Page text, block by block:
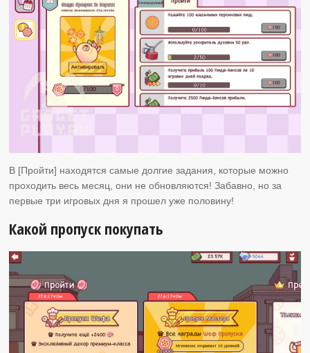
В [Пройти] находятся самые долгие задания, которые можно
проходить весь месяц, они не обновляются! Забавно, но за
первые три игровых дня я прошел уже половину!
Какой пропуск покупать